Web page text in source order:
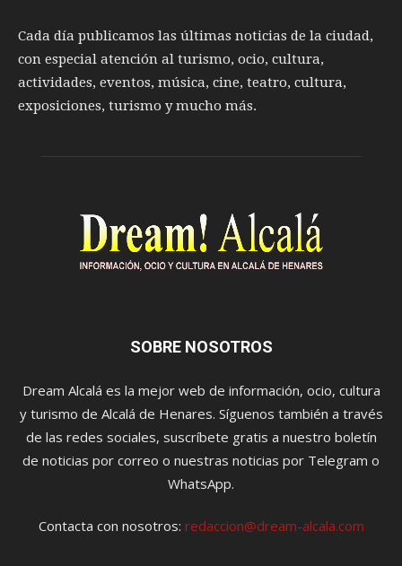
Cada día publicamos las últimas noticias de la ciudad,
con especial atención al turismo, ocio, cultura,
actividades, eventos, música, cine, teatro, cultura,
exposiciones, turismo y mucho más.
SOBRE NOSOTROS
Dream Alcalá es la mejor web de información, ocio, cultura
y turismo de Alcalá de Henares. Síguenos también a través
de las redes sociales, suscríbete gratis a nuestro boletín
de noticias por correo o nuestras noticias por Telegram o
WhatsApp.
Contacta con nosotros: redaccion@dream-alcala.com